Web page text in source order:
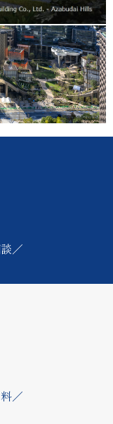
／
／